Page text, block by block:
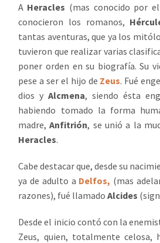
A Heracles (mas conocido por
conocieron los romanos,
tantas aventuras, que ya los
tuvieron que realizar varias
poner orden en su biografía. Su
pese a ser el hijo de Zeus. Fué
dios yAlcmena, siendo ésta
habiendo tomado la forma
madre,Anfitrión, se unió a la
Heracles.
Cabe destacar que, desde su
ya de adulto a Delfos, (mas
razones), fué llamadoAlcides
Desde el inicio contó con la
Zeus, quien, totalmente celosa,